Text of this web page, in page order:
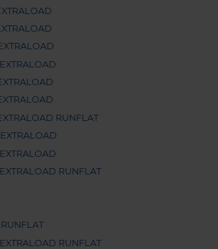
RUNFLAT
RUNFLAT
RUNFLAT